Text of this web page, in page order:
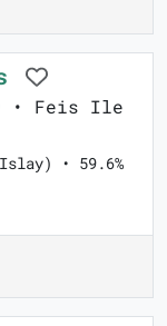
• Feis Ile
• 59.6%